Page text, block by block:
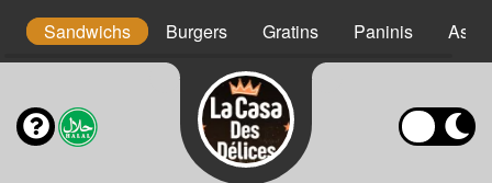
Sandwichs Burgers Gratins Paninis